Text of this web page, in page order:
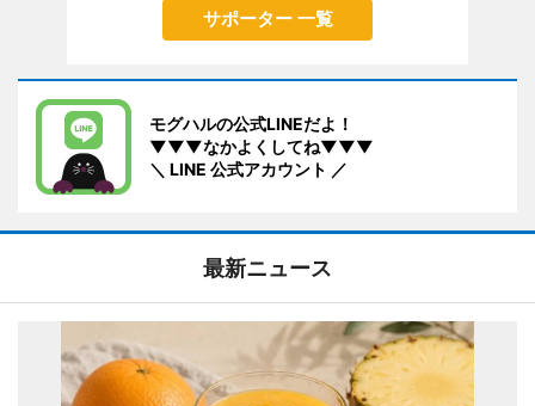
サポーター 一覧
モグハルの公式LINEだよ！
▼▼▼なかよくしてね▼▼▼
＼ LINE 公式アカウント ／
最新ニュース